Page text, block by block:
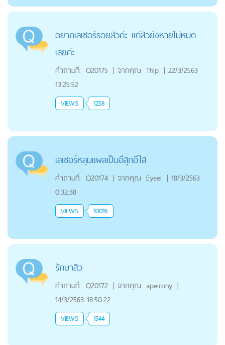
อยากเลเซอร์​รอยสิวค่ะ​ เเต่สิวยังหายไม่หมด
เลยค่ะ
คำถามที่: Q20175 | จากคุณ Thip | 22/3/2563
13:25:52
VIEWS 1258
เลเซอร์หลุมแผลเป็นอีสุกอีใส
คำถามที่: Q20174 | จากคุณ Eyeei | 18/3/2563
0:32:38
VIEWS 10016
รักษาสิว
คำถามที่: Q20172 | จากคุณ apeirony |
14/3/2563 18:50:22
VIEWS 1544